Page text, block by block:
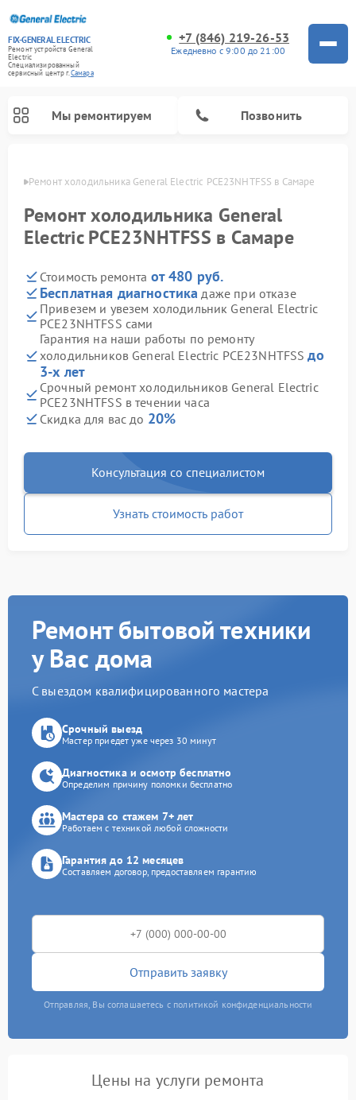
FIX-GENERAL ELECTRIC
Ремонт устройств General
Electric
Специализированный
cервисный центр г.Самара
+7 (846) 219-26-53
Ежедневно с 9:00 до 21:00
Мы ремонтируем Позвонить
Ремонт холодильника General Electric PCE23NHTFSS в Самаре
Ремонт холодильника General
Electric PCE23NHTFSS в Самаре
Стоимость ремонта от 480 руб.
Бесплатная диагностика даже при отказе
Привезем и увезем холодильник General Electric
PCE23NHTFSS сами
Гарантия на наши работы по ремонту
холодильников General Electric PCE23NHTFSSдо
3-х лет
Срочный ремонт холодильников General Electric
PCE23NHTFSS в течении часа
Скидка для вас до 20%
Консультация со специалистом
Узнать стоимость работ
Ремонт бытовой техники
у Вас дома
С выездом квалифицированного мастера
Срочный выезд
Мастер приедет уже через 30 минут
Диагностика и осмотр бесплатно
Определим причину поломки бесплатно
Мастера со стажем 7+ лет
Работаем с техникой любой сложности
Гарантия до 12 месяцев
Составляем договор, предоставляем гарантию
Отправить заявку
Отправляя, Вы соглашаетесь с политикой конфиденциальности
Цены на услуги ремонта